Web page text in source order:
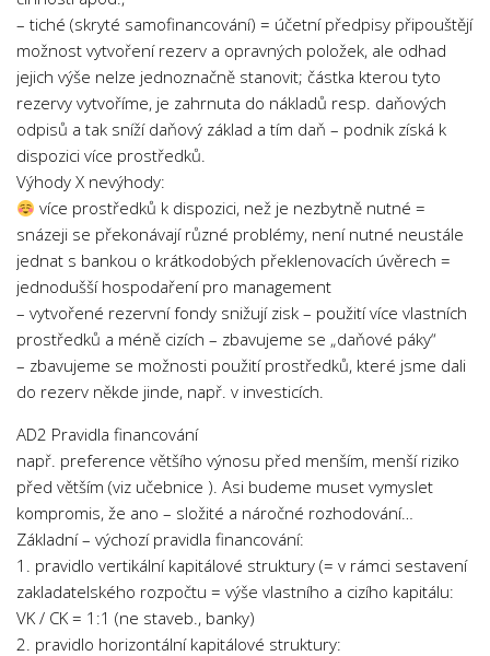
– tiché (skryté samofinancování) = účetní předpisy připouštějí
možnost vytvoření rezerv a opravných položek, ale odhad
jejich výše nelze jednoznačně stanovit; částka kterou tyto
rezervy vytvoříme, je zahrnuta do nákladů resp. daňových
odpisů a tak sníží daňový základ a tím daň – podnik získá k
dispozici více prostředků.
Výhody X nevýhody:
více prostředků k dispozici, než je nezbytně nutné =
snázeji se překonávají různé problémy, není nutné neustále
jednat s bankou o krátkodobých překlenovacích úvěrech =
jednodušší hospodaření pro management
– vytvořené rezervní fondy snižují zisk – použití více vlastních
prostředků a méně cizích – zbavujeme se „daňové páky“
– zbavujeme se možnosti použití prostředků, které jsme dali
do rezerv někde jinde, např. v investicích.
AD2 Pravidla financování
např. preference většího výnosu před menším, menší riziko
před větším (viz učebnice ). Asi budeme muset vymyslet
kompromis, že ano – složité a náročné rozhodování…
Základní – výchozí pravidla financování:
1. pravidlo vertikální kapitálové struktury (= v rámci sestavení
zakladatelského rozpočtu = výše vlastního a cizího kapitálu:
VK / CK = 1:1 (ne staveb., banky)
2. pravidlo horizontální kapitálové struktury: